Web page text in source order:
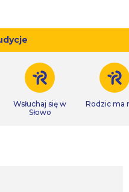
Wsłuchaj się w
Słowo
Rodzic ma